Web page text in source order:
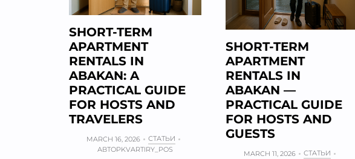
SHORT-TERM
APARTMENT
RENTALS IN
ABAKAN: A
PRACTICAL GUIDE
FOR HOSTS AND
TRAVELERS
MARCH 16, 2026
СТАТЬИ
АВТОРKVARTIRY_POS
SHORT-TERM
APARTMENT
RENTALS IN
ABAKAN —
PRACTICAL GUIDE
FOR HOSTS AND
GUESTS
MARCH 11, 2026
СТАТЬИ